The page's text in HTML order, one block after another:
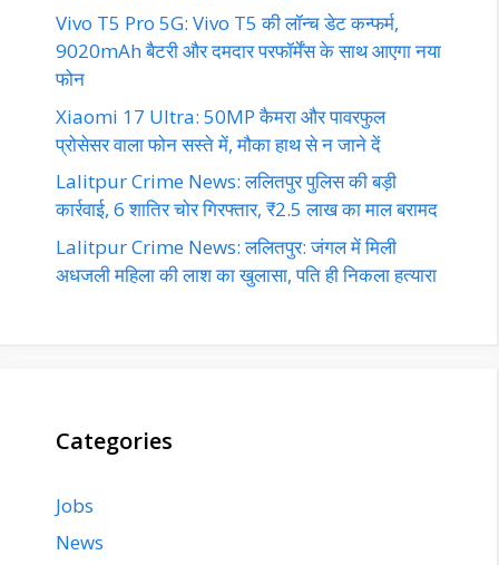
Vivo T5 Pro 5G: Vivo T5 की लॉन्च डेट कन्फर्म,
9020mAh बैटरी और दमदार परफॉर्मेंस के साथ आएगा नया
फोन
Xiaomi 17 Ultra: 50MP कैमरा और पावरफुल
प्रोसेसर वाला फोन सस्ते में, मौका हाथ से न जाने दें
Lalitpur Crime News: ललितपुर पुलिस की बड़ी
कार्रवाई, 6 शातिर चोर गिरफ्तार, ₹2.5 लाख का माल बरामद
Lalitpur Crime News: ललितपुर: जंगल में मिली
अधजली महिला की लाश का खुलासा, पति ही निकला हत्यारा
Categories
Jobs
News